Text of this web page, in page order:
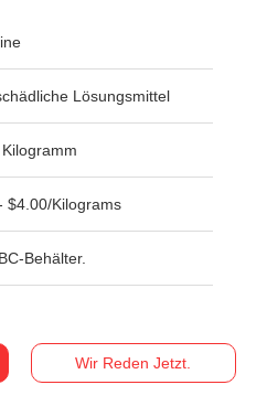
Lösungsmittel
$4.00/Kilograms
Behälter.
Wir Reden Jetzt.